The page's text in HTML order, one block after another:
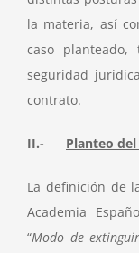
la materia, así
caso
seguridad
contrato.
II.- Planteo
La definición de
Academia
“Modo de